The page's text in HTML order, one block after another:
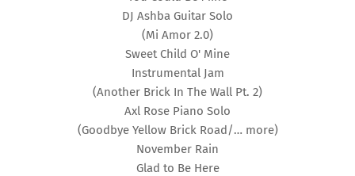
DJ Ashba Guitar Solo
(Mi Amor 2.0)
Sweet Child O' Mine
Instrumental Jam
(Another Brick In The Wall Pt. 2)
Axl Rose Piano Solo
(Goodbye Yellow Brick Road/… more)
November Rain
Glad to Be Here